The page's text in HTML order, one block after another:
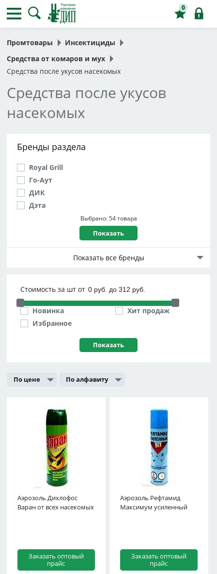
0
Промтовары
Инсектициды
Средства от комаров и мух
Средства после укусов насекомых
Средства после укусов
насекомых
Бренды раздела
Royal Grill
Го-Аут
ДИК
Дэта
Липкая Смерть
Выбрано: 54 товара
Показать все бренды
Стоимость за шт от
Новинка
Избранное
Хит продаж
По цене По алфавиту
Аэрозоль Дихлофос
Варан от всех насекомых
Заказать оптовый
прайс
Аэрозоль Рефтамид
Максимум усиленный
Заказать оптовый
прайс